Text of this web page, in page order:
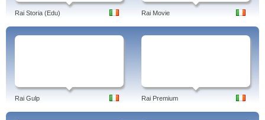
Rai Storia (Edu) Rai Movie
Rai Gulp Rai Premium